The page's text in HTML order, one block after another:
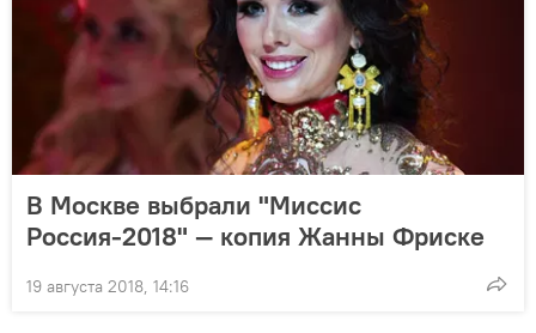
В Москве выбрали "Миссис
Россия-2018" — копия Жанны Фриске
19 августа 2018, 14:16